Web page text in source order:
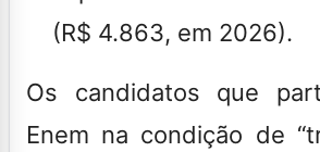
(R$ 4.863, em 2026).
Os candidatos que
Enem na condição de